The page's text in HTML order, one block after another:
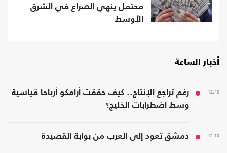
محتمل ينهي الصراع في الشرق
الأوسط
أخبار الساعة
12:40
رغم تراجع الإنتاج.. كيف حققت أرامكو أرباحا قياسية
وسط اضطرابات الخليج؟
12:10 دمشق تعود إلى العرب من بوابة القصيدة